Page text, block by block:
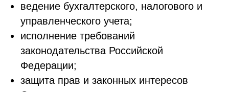
ведение бухгалтерского, налогового и
управленческого учета;
исполнение требований
законодательства Российской
Федерации;
защита прав и законных интересов